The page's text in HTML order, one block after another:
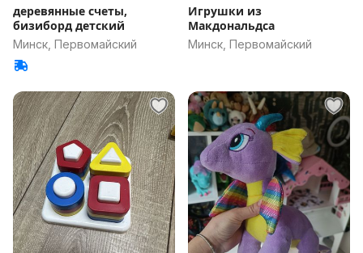
деревянные счеты,
бизиборд детский
Минск, Первомайский
Игрушки из
Макдональдса
Минск, Первомайский